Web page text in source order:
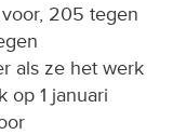
205 tegen
als ze het werk
op 1 januari